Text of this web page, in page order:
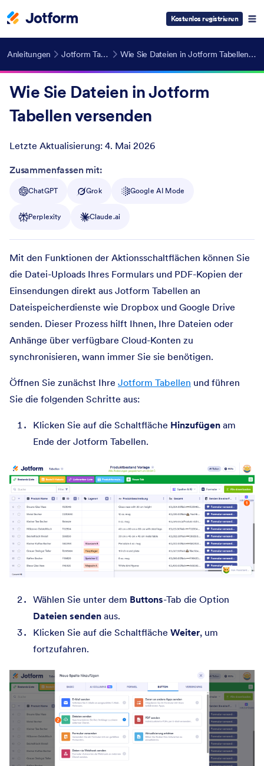
Kostenlos registrieren
Anleitungen Jotform Tabellen Wie Sie Dateien in Jotform Tabellen versenden
Wie Sie Dateien in Jotform
Tabellen versenden
Letzte Aktualisierung: 4. Mai 2026
Post ID
Zusammenfassen mit:
ChatGPT Grok Google AI Mode
Perplexity Claude.ai
Mit den Funktionen der Aktionsschaltflächen können Sie
die Datei-Uploads Ihres Formulars und PDF-Kopien der
Einsendungen direkt aus Jotform Tabellen an
Dateispeicherdienste wie Dropbox und Google Drive
senden. Dieser Prozess hilft Ihnen, Ihre Dateien oder
Anhänge über verfügbare Cloud-Konten zu
synchronisieren, wann immer Sie sie benötigen.
Öffnen Sie zunächst Ihre Jotform Tabellen und führen
Sie die folgenden Schritte aus:
Klicken Sie auf die Schaltfläche Hinzufügen am
Ende der Jotform Tabellen.
Wählen Sie unter dem Buttons-Tab die Option
Dateien senden aus.
Klicken Sie auf die Schaltfläche Weiter, um
fortzufahren.